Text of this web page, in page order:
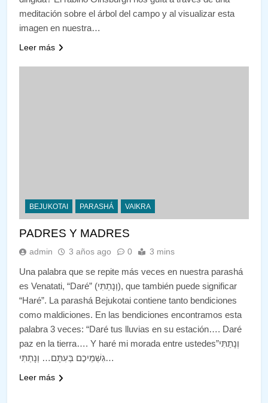
meditación sobre el árbol del campo y al visualizar esta
imagen en nuestra…
Leer más
BEJUKOTAI PARASHÁ VAIKRA
PADRES Y MADRES
admin 3 años ago 0 3 mins
Una palabra que se repite más veces en nuestra parashá
es Venatati, “Daré” (וְנָתַתִּי), que también puede significar
“Haré”. La parashá Bejukotai contiene tanto bendiciones
como maldiciones. En las bendiciones encontramos esta
palabra 3 veces: “Daré tus lluvias en su estación…. Daré
paz en la tierra…. Y haré mi morada entre ustedes”וְנָתַתִּי
גִשְׁמֵיכֶם בְּעִתָּם… וְנָתַתִּי…
Leer más